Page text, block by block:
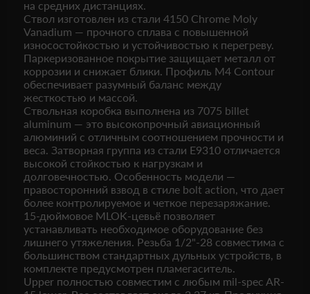
на средних дистанциях.
Ствол изготовлен из стали 4150 Chrome Moly
Vanadium — прочного сплава с повышенной
износостойкостью и устойчивостью к перегреву.
Паркеризованное покрытие защищает металл от
коррозии и снижает блики. Профиль M4 Contour
обеспечивает разумный баланс между
жесткостью и массой.
Ствольная коробка выполнена из 7075 billet
aluminum — это высокопрочный авиационный
алюминий с отличным соотношением прочности и
веса. Затворная группа из стали E9310 отличается
высокой стойкостью к нагрузкам и
долговечностью. Особенность модели —
правосторонний взвод в стиле bolt action, что дает
более контролируемое и четкое перезаряжание.
15-дюймовое MLOK-цевьё позволяет
устанавливать необходимое оборудование без
лишнего утяжеления. Резьба 1/2"-28 совместима с
большинством стандартных дульных устройств, в
комплекте предусмотрен пламегаситель.
Upper полностью совместим с любым mil-spec AR-